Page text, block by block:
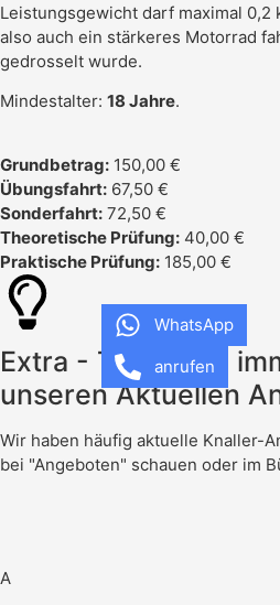
Leistungsgewicht darf maximal 0,2
also auch ein stärkeres Motorrad
gedrosselt wurde.
Mindestalter: 18 Jahre.
Grundbetrag: 150,00 €
Übungsfahrt: 67,50 €
Sonderfahrt: 72,50 €
Theoretische Prüfung: 40,00 €
Praktische Prüfung: 185,00 €
Extra - Tipp: Frag
unseren Aktuellen
Wir haben häufig aktuelle Knaller-
bei "Angeboten" schauen oder im
A
WhatsApp
anrufen